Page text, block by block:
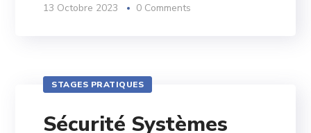
13 Octobre 2023 0 Comments
STAGES PRATIQUES
Sécurité Systèmes